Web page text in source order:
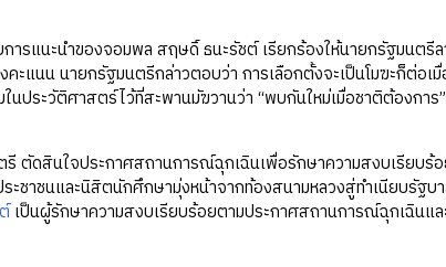
ารแนะนำของจอมพล สฤษดิ์ ธนะรัชต์ เรียกร้องให้นายกรัฐมนตรี
ะแนน นายกรัฐมนตรีกล่าวตอบว่า การเลือกตั้งจะเป็นโมฆะก็ต่อ
ประวัติศาสตร์ไว้ที่สะพานมัฆวานว่า “พบกันใหม่เมื่อชาติต้องการ”
ตัดสินใจประกาศสถานการณ์ฉุกเฉินเพื่อรักษาความสงบเรียบร้
ะชาชนและนิสิตนักศึกษามุ่งหน้าจากท้องสนามหลวงสู่ทำเนียบรัฐบ
เป็นผู้รักษาความสงบเรียบร้อยตามประกาศสถานการณ์ฉุกเฉินแ